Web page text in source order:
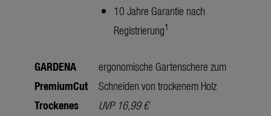
10 Jahre Garantie nach
Registrierung1
GARDENA
PremiumCut
Trockenes
ergonomische Gartenschere zum
Schneiden von trockenem Holz
UVP 16,99 €